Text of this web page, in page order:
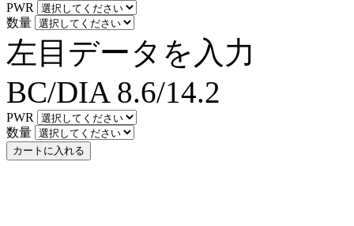
PWR
数量
左目データを入力
BC/DIA 8.6/14.2
PWR
数量
カートに入れる